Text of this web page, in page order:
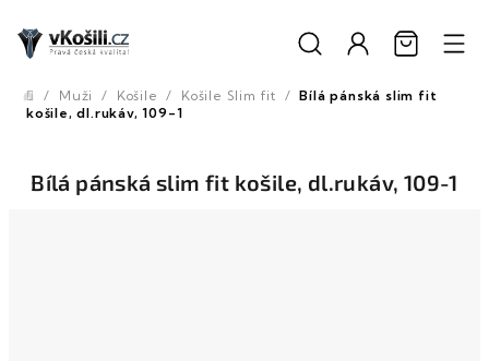
obsah
Domů
/ Muži / Košile / Košile Slim fit / Bílá pánská slim fit
košile, dl.rukáv, 109-1
Bílá pánská slim fit košile, dl.rukáv, 109-1